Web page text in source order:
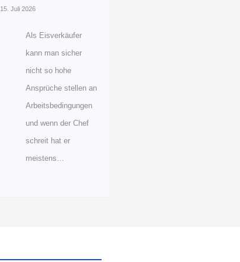
15. Juli 2026
Als Eisverkäufer
kann man sicher
nicht so hohe
Ansprüche stellen an
Arbeitsbedingungen
und wenn der Chef
schreit hat er
meistens…